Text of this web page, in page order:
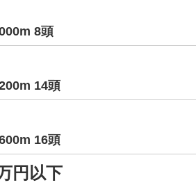
8頭
14頭
16頭
円以下